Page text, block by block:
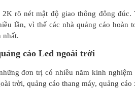
rõ nét mật độ giao thông đông
lần, vì thế các nhà quảng cáo
nhất.
cáo Led ngoài trời
đơn trị có nhiều năm kinh
trời, quảng cáo thang máy, quảng cáo